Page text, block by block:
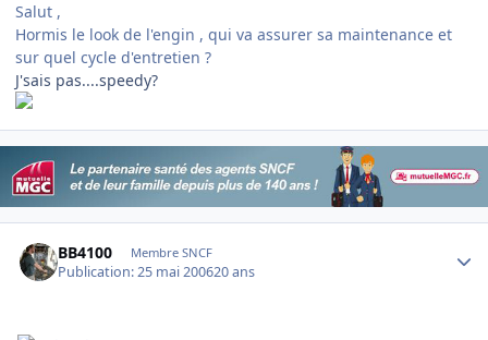
Salut ,
Hormis le look de l'engin , qui va assurer sa maintenance et
sur quel cycle d'entretien ?
J'sais pas....speedy?
BB4100 Membre SNCF
Publication:25 mai 200620 ans